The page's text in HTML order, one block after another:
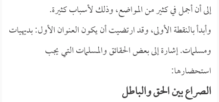
إلى أن أجمل في كثير من المواضع، وذلك لأسباب كثيرة.
وأبدأ بالنقطة الأولى، وقد ارتضيت أن يكون العنوان الأول: بديهيات
ومسلمات. إشارة إلى بعض الحقائق والمسلمات التي يجب
استحضارها:
الصراع بين الحق والباطل